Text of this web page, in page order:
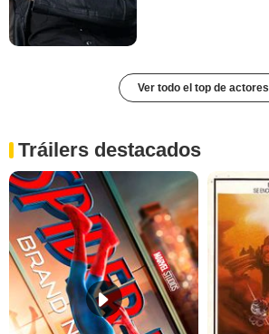
Ver todo el top de actores
Tráilers destacados